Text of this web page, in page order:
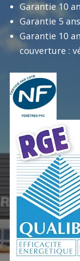
Garantie 10
Garantie 5
Garantie 10
couverture :